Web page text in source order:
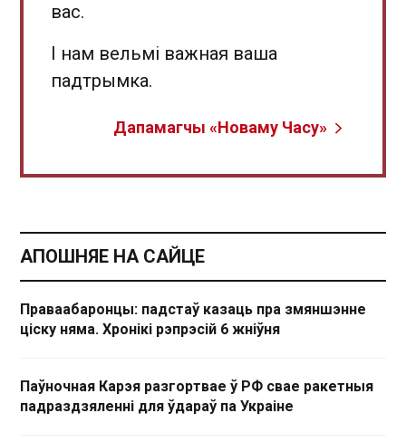
вас.
І нам вельмі важная ваша
падтрымка.
Дапамагчы «Новаму Часу»
АПОШНЯЕ НА САЙЦЕ
Праваабаронцы: падстаў казаць пра змяншэнне
ціску няма. Хронікі рэпрэсій 6 жніўня
Паўночная Карэя разгортвае ў РФ свае ракетныя
падраздзяленні для ўдараў па Украіне